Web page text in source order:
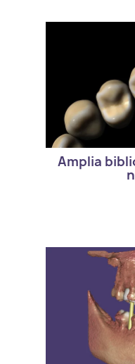
Amplia
- Version
Tooth Library
- Version
DICOM viewer